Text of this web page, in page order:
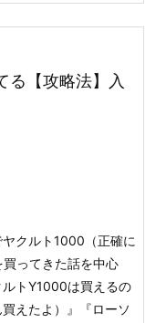
る【攻略法】入
クルト1000（正確に
ってきた話を中心
トY1000は買えるの
えたよ）』『ローソ